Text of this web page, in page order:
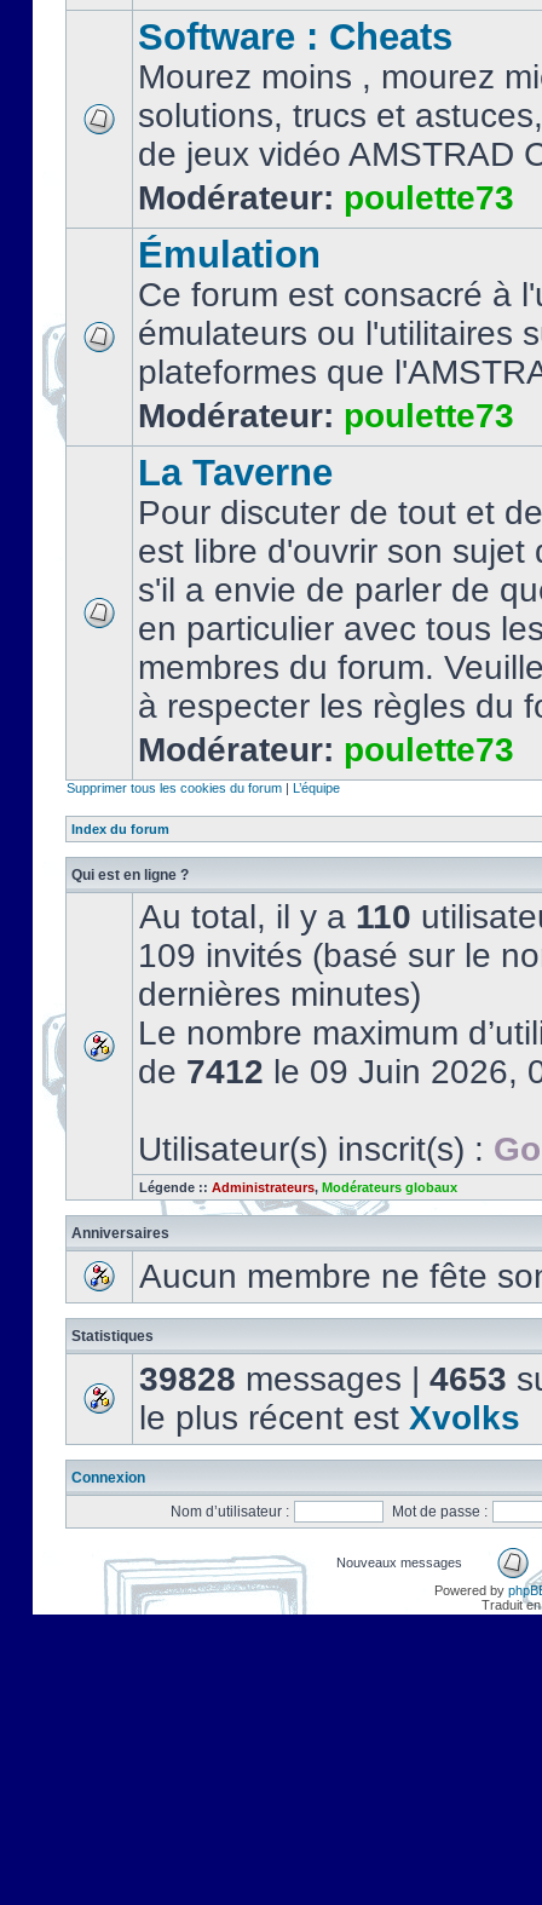
Software : Cheats
Mourez moins , mourez
solutions, trucs et
de jeux vidéo AMSTRAD
Modérateur: poulette73
Émulation
Ce forum est consacré à
émulateurs ou l'utilitaires
plateformes que
Modérateur: poulette73
La Taverne
Pour discuter de tout et
est libre d'ouvrir son sujet
s'il a envie de parler de
en particulier avec tous
membres du forum.
à respecter les règles du
Modérateur: poulette73
Supprimer tous les cookies du forum | L’équipe
Index du forum
Qui est en ligne ?
Au total, il y a 110
109 invités (basé sur le
dernières minutes)
Le nombre maximum
de 7412 le 09 Juin 2026,
Utilisateur(s) inscrit(s) :
Légende :: Administrateurs, Modérateurs globaux
Anniversaires
Aucun membre ne fête
Statistiques
39828 messages | 4653
le plus récent est Xvolks
Connexion
Nom d’utilisateur :
Mot de passe :
Nouveaux messages
Powered by
Traduit